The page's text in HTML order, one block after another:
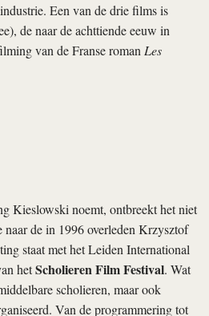
Een van de drie films is
de naar de achttiende eeuw in
van de Franse romanLes
Kieslowski noemt, ontbreekt het niet
de in 1996 overleden Krzysztof
staat met het Leiden International
hetScholieren Film Festival. Wat
scholieren, maar ook
Van de programmering tot